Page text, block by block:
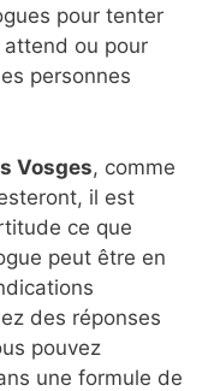
pour tenter
attend ou pour
personnes
Vosges, comme
il est
ce que
peut être en
des réponses
pouvez
une formule de